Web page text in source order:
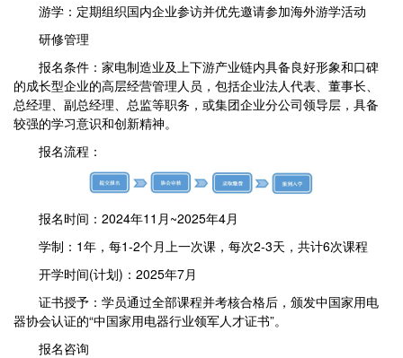
游学：定期组织国内企业参访并优先邀请参加海外游学活动
研修管理
报名条件：家电制造业及上下游产业链内具备良好形象和口碑
的成长型企业的高层经营管理人员，包括企业法人代表、董事长、
总经理、副总经理、总监等职务，或集团企业分公司领导层，具备
较强的学习意识和创新精神。
报名流程：
报名时间：2024年11月~2025年4月
学制：1年，每1-2个月上一次课，每次2-3天，共计6次课程
开学时间(计划)：2025年7月
证书授予：学员通过全部课程并考核合格后，颁发中国家用电
器协会认证的“中国家用电器行业领军人才证书”。
报名咨询